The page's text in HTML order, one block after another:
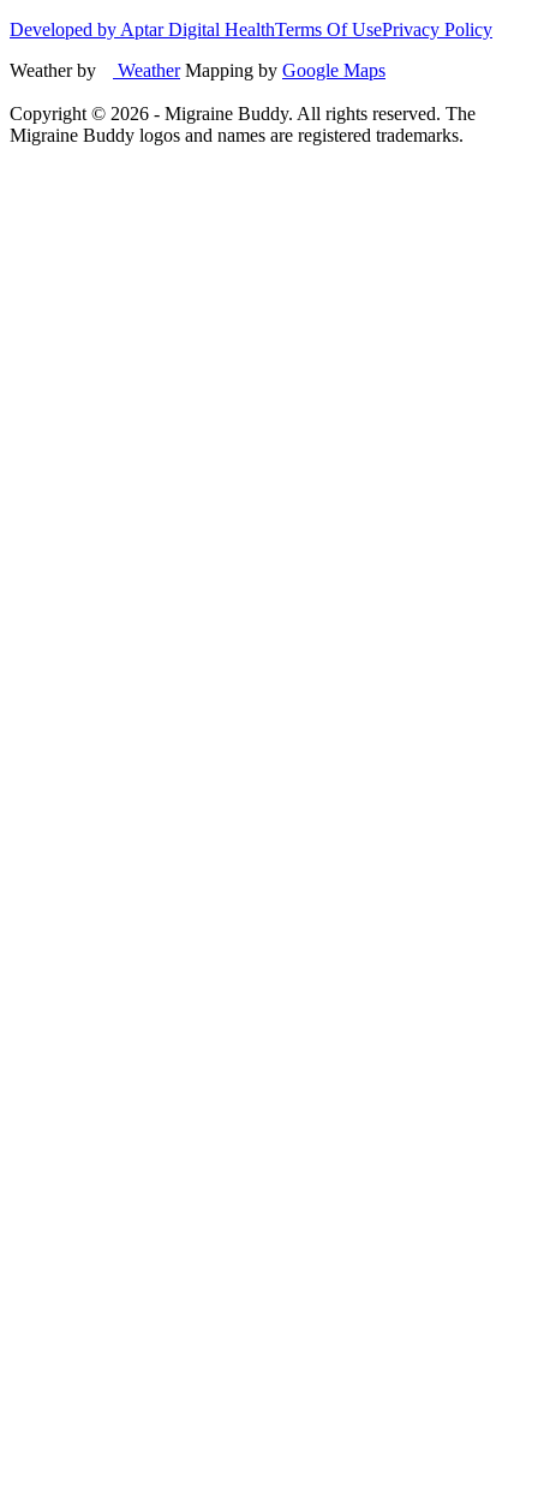
Developed by Aptar Digital HealthTerms Of UsePrivacy Policy
Weather by
WeatherMapping by Google Maps
Copyright © 2026 - Migraine Buddy. All rights reserved. The
Migraine Buddy logos and names are registered trademarks.